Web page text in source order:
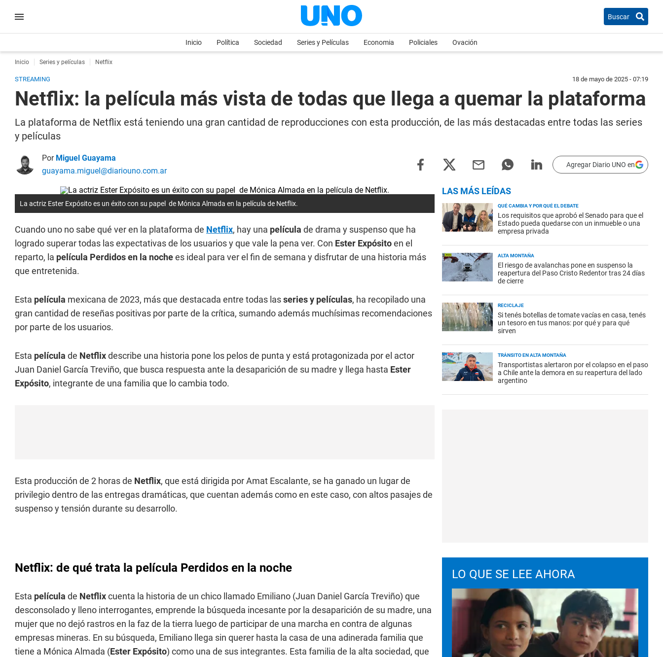
Buscar
Inicio Política Sociedad Series y Películas Economia Policiales Ovación
Inicio Series y películas Netflix
STREAMING 18 de mayo de 2025 - 07:19
Netflix: la película más vista de todas que llega a quemar la plataforma
La plataforma de Netflix está teniendo una gran cantidad de reproducciones con esta producción, de las más destacadas entre todas las series
y películas
Por Miguel Guayama
guayama.miguel@diariouno.com.ar
Agregar Diario UNO en
La actriz Ester Expósito es un éxito con su papel de Mónica Almada en la película de Netflix.
Cuando uno no sabe qué ver en la plataforma de Netflix, hay una película de drama y suspenso que ha
logrado superar todas las expectativas de los usuarios y que vale la pena ver. Con Ester Expósitoen el
reparto, la película Perdidos en la nochees ideal para ver el fin de semana y disfrutar de una historia más
que entretenida.
Esta película mexicana de 2023, más que destacada entre todas lasseries y películas, ha recopilado una
gran cantidad de reseñas positivas por parte de la crítica, sumando además muchísimas recomendaciones
por parte de los usuarios.
Esta película de Netflixdescribe una historia pone los pelos de punta y está protagonizada por el actor
Juan Daniel García Treviño, que busca respuesta ante la desaparición de su madre y llega hasta Ester
Expósito, integrante de una familia que lo cambia todo.
Esta producción de 2 horas de Netflix, que está dirigida por Amat Escalante, se ha ganado un lugar de
privilegio dentro de las entregas dramáticas, que cuentan además como en este caso, con altos pasajes de
suspenso y tensión durante su desarrollo.
Netflix: de qué trata la película Perdidos en la noche
Esta película de Netflixcuenta la historia de un chico llamado Emiliano (Juan Daniel García Treviño) que
desconsolado y lleno interrogantes, emprende la búsqueda incesante por la desaparición de su madre, una
mujer que no dejó rastros en la faz de la tierra luego de participar de una marcha en contra de algunas
empresas mineras. En su búsqueda, Emiliano llega sin querer hasta la casa de una adinerada familia que
tiene a Mónica Almada (Ester Expósito) como una de sus integrantes. Esta familia de la alta sociedad, que
LAS MÁS LEÍDAS
QUÉ CAMBIA Y POR QUÉ EL DEBATE
Los requisitos que aprobó el Senado para que el
Estado pueda quedarse con un inmueble o una
empresa privada
ALTA MONTAÑA
El riesgo de avalanchas pone en suspenso la
reapertura del Paso Cristo Redentor tras 24 días
de cierre
RECICLAJE
Si tenés botellas de tomate vacías en casa, tenés
un tesoro en tus manos: por qué y para qué
sirven
TRÁNSITO EN ALTA MONTAÑA
Transportistas alertaron por el colapso en el paso
a Chile ante la demora en su reapertura del lado
argentino
LO QUE SE LEE AHORA